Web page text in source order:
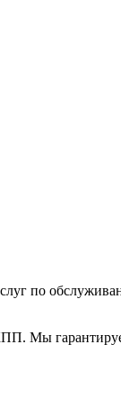
по
Мы